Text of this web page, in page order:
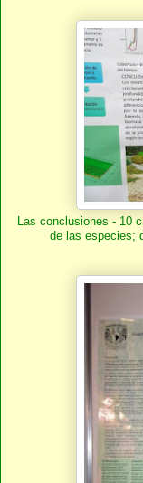
Las conclusiones - 10
de las especies;